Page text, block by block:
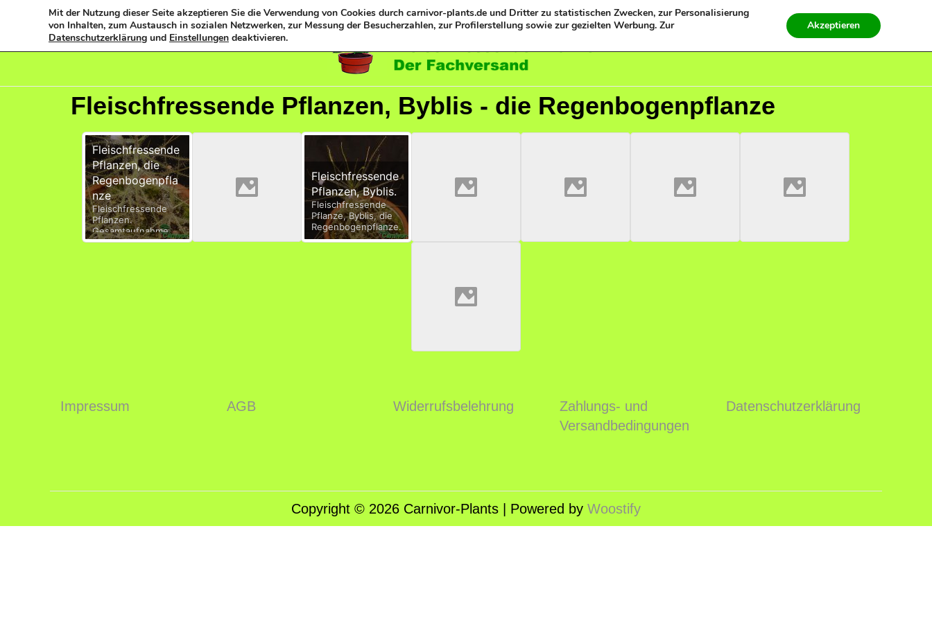
0
Fleischfressende Pflanzen, Byblis - die Regenbogenpflanze
Fleischfressende
Pflanzen, die
Regenbogenpfla
nze
Fleischfressende
Pflanzen.
Gesamtaufnahme
von Byblis, der
Fleischfressende
Pflanzen, Byblis.
Fleischfressende
Pflanze, Byblis, die
Regenbogenpflanze.
Impressum AGB Widerrufsbelehrung
Zahlungs- und
Versandbedingungen
Datenschutzerklärung
Copyright © 2026 Carnivor-Plants | Powered by Woostify
Mit der Nutzung dieser Seite akzeptieren Sie die Verwendung von Cookies durch carnivor-plants.de und Dritter zu statistischen Zwecken, zur Personalisierung
von Inhalten, zum Austausch in sozialen Netzwerken, zur Messung der Besucherzahlen, zur Profilerstellung sowie zur gezielten Werbung. Zur
Datenschutzerklärung und Einstellungen deaktivieren.
Akzeptieren